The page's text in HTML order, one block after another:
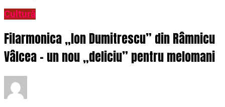
Cultură
Filarmonica „Ion Dumitrescu” din Râmnicu
Vâlcea – un nou „deliciu” pentru melomani